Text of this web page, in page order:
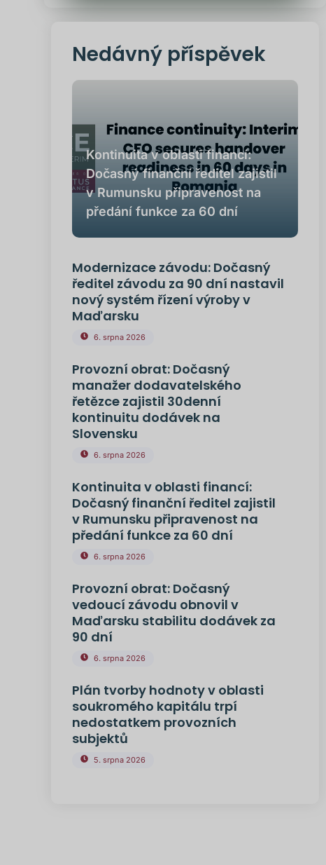
Nedávný příspěvek
Kontinuita v oblasti financí:
Dočasný finanční ředitel zajistil
v Rumunsku připravenost na
předání funkce za 60 dní
Modernizace závodu: Dočasný
ředitel závodu za 90 dní nastavil
nový systém řízení výroby v
Maďarsku
6. srpna 2026
Provozní obrat: Dočasný
manažer dodavatelského
řetězce zajistil 30denní
kontinuitu dodávek na
Slovensku
6. srpna 2026
Kontinuita v oblasti financí:
Dočasný finanční ředitel zajistil
v Rumunsku připravenost na
předání funkce za 60 dní
6. srpna 2026
Provozní obrat: Dočasný
vedoucí závodu obnovil v
Maďarsku stabilitu dodávek za
90 dní
6. srpna 2026
Plán tvorby hodnoty v oblasti
soukromého kapitálu trpí
nedostatkem provozních
subjektů
5. srpna 2026